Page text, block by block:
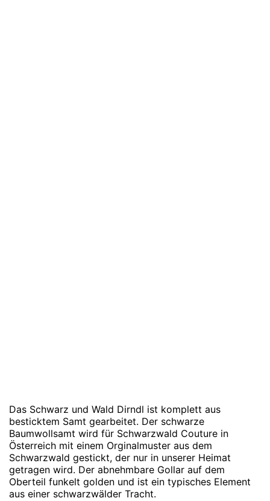
Das Schwarz und Wald Dirndl ist komplett aus
besticktem Samt gearbeitet. Der schwarze
Baumwollsamt wird für Schwarzwald Couture in
Österreich mit einem Orginalmuster aus dem
Schwarzwald gestickt, der nur in unserer Heimat
getragen wird. Der abnehmbare Gollar auf dem
Oberteil funkelt golden und ist ein typisches Element
aus einer schwarzwälder Tracht.